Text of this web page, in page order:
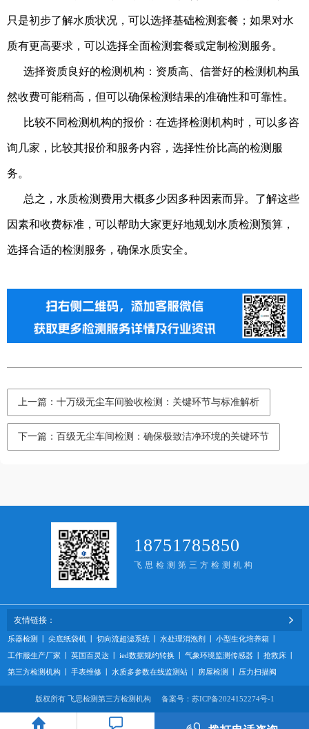
只是初步了解水质状况，可以选择基础检测套餐；如果对水
质有更高要求，可以选择全面检测套餐或定制检测服务。
选择资质良好的检测机构：资质高、信誉好的检测机构虽
然收费可能稍高，但可以确保检测结果的准确性和可靠性。
比较不同检测机构的报价：在选择检测机构时，可以多咨
询几家，比较其报价和服务内容，选择性价比高的检测服
务。
总之，水质检测费用大概多少因多种因素而异。了解这些
因素和收费标准，可以帮助大家更好地规划水质检测预算，
选择合适的检测服务，确保水质安全。
上一篇：十万级无尘车间验收检测：关键环节与标准解析
下一篇：百级无尘车间检测：确保极致洁净环境的关键环节
18751785850
飞思检测第三方检测机构
友情链接：
乐器检测 尖底纸袋机 切向流超滤系统 水处理消泡剂 小型生化培养箱
工作服生产厂家 英国百灵达 ied数据规约转换 气象环境监测传感器 抢救床
第三方检测机构 手表维修 水质多参数在线监测站 房屋检测 压力扫描阀
版权所有 飞思检测第三方检测机构 备案号： 苏ICP备2024152274号-1